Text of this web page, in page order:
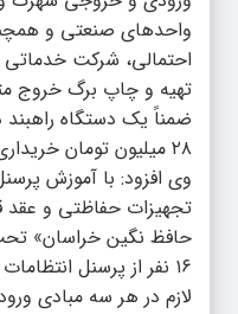
واحدهای صنعتی و
احتمالی، شرکت
تهیه و چاپ برگ خروج
۲۸ میلیون تومان خریداری و نصب گردیده است.
وی افزود: با آموزش
تجهیزات حفاظتی و عقد
حافظ نگین خراسان»
۱۶ نفر از پرسنل
لازم در هر سه مبادی